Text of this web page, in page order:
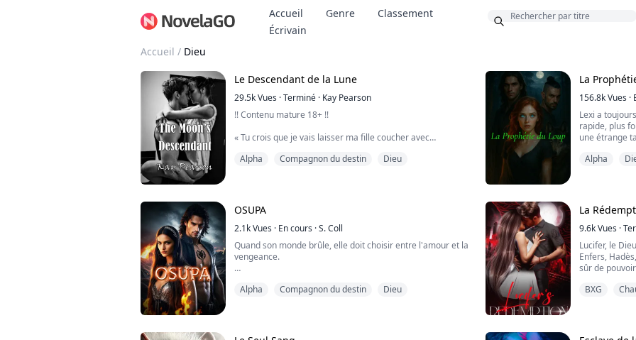
Accueil Genre
Classement
Écrivain
Bonus
Accueil / Dieu
Le Descendant de la Lune
29.5kVues ·Terminé · Kay Pearson
!! Contenu mature 18+ !!
« Tu crois que je vais laisser ma fille coucher avec
dans les côtes, m'envoyant voler à travers la pièce.
pensais que j'allais vomir quand Hank attrapa mes cheveux
et souleva ma tête. ...
Alpha Compagnon du destin Dieu
La
156.8kVues ·
Lexi a
rapide, plus
une étrange
Jusqu'à ce
Alpha
OSUPA
2.1kVues · En cours ·S. Coll
Quand son monde brûle, elle doit choisir entre l'amour et la
vengeance.
horreur le feu volcanique dévorer son île caribéenne,
sans chef et traqué après cinq siècles d'un san...
Alpha Compagnon du destin Dieu
La
9.6kVues ·
Lucifer, le
Enfers,
sûr de
son corps. Il
BXG